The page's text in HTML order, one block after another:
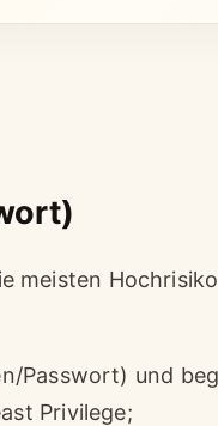
meisten
Passwort) und
Privilege;